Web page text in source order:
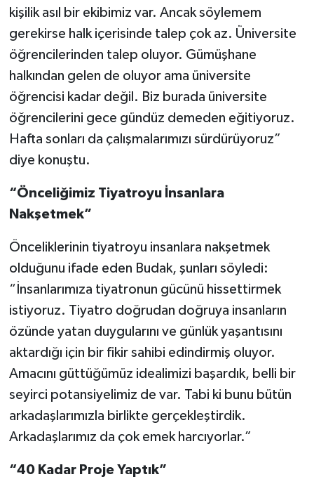
kişilik asıl bir ekibimiz var. Ancak söylemem
gerekirse halk içerisinde talep çok az. Üniversite
öğrencilerinden talep oluyor. Gümüşhane
halkından gelen de oluyor ama üniversite
öğrencisi kadar değil. Biz burada üniversite
öğrencilerini gece gündüz demeden eğitiyoruz.
Hafta sonları da çalışmalarımızı sürdürüyoruz”
diye konuştu.
“Önceliğimiz Tiyatroyu İnsanlara
Nakşetmek”
Önceliklerinin tiyatroyu insanlara nakşetmek
olduğunu ifade eden Budak, şunları söyledi:
“İnsanlarımıza tiyatronun gücünü hissettirmek
istiyoruz. Tiyatro doğrudan doğruya insanların
özünde yatan duygularını ve günlük yaşantısını
aktardığı için bir fikir sahibi edindirmiş oluyor.
Amacını güttüğümüz idealimizi başardık, belli bir
seyirci potansiyelimiz de var. Tabi ki bunu bütün
arkadaşlarımızla birlikte gerçekleştirdik.
Arkadaşlarımız da çok emek harcıyorlar.”
“40 Kadar Proje Yaptık”